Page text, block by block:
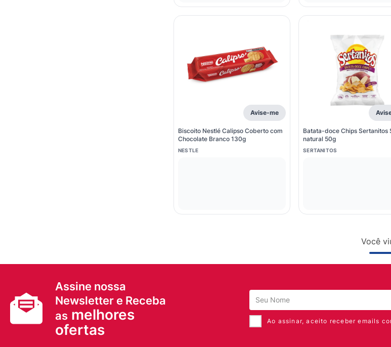
Avise-me
Biscoito Nestlé Calipso Coberto com
Chocolate Branco 130g
NESTLE
Batata-doce Chips Sertanitos
natural 50g
SERTANITOS
Você
Assine nossa
Newsletter e Receba
as melhores
ofertas
Ao assinar, aceito receber emails